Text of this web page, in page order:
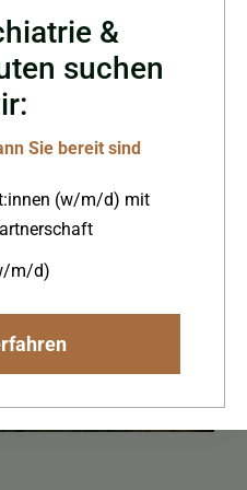
&
suchen
Sie bereit sind
(w/m/d) mit
m/d)